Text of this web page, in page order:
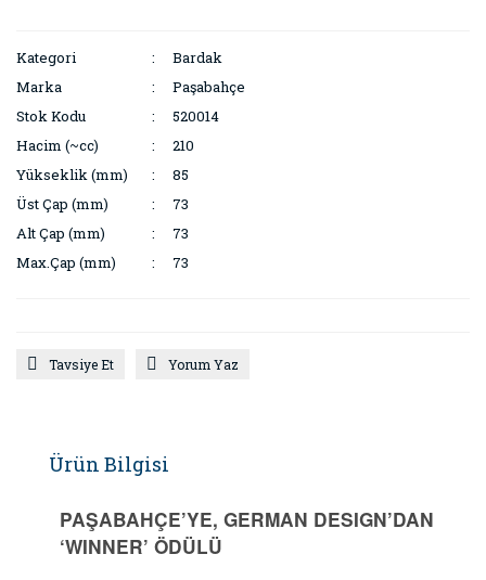
Kategori
Bardak
Marka
Paşabahçe
Stok Kodu
520014
Hacim (~cc)
210
Yükseklik (mm)
85
Üst Çap (mm)
73
Alt Çap (mm)
73
Max.Çap (mm)
73
Tavsiye Et Yorum Yaz
Ürün Bilgisi
PAŞABAHÇE’YE, GERMAN DESIGN’DAN
‘WINNER’ ÖDÜLÜ